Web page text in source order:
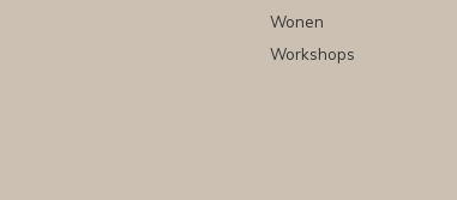
Wonen
Workshops